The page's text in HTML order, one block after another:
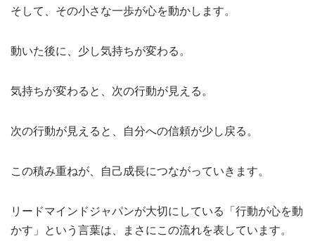
そして、その小さな一歩が心を動かします。
動いた後に、少し気持ちが変わる。
気持ちが変わると、次の行動が見える。
次の行動が見えると、自分への信頼が少し戻る。
この積み重ねが、自己成長につながっていきます。
リードマインドジャパンが大切にしている「行動が心を動
かす」という言葉は、まさにこの流れを表しています。